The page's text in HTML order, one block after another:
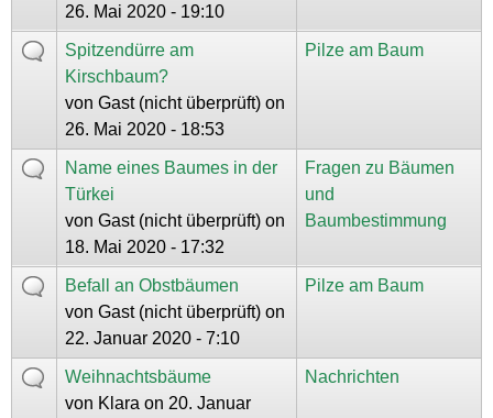
26. Mai 2020 - 19:10
Spitzendürre am
Kirschbaum?
von Gast (nicht überprüft) on
26. Mai 2020 - 18:53
Pilze am Baum
Name eines Baumes in der
Türkei
von Gast (nicht überprüft) on
18. Mai 2020 - 17:32
Fragen zu Bäumen
und
Baumbestimmung
Befall an Obstbäumen
von Gast (nicht überprüft) on
22. Januar 2020 - 7:10
Pilze am Baum
Weihnachtsbäume
von Klara on 20. Januar
Nachrichten